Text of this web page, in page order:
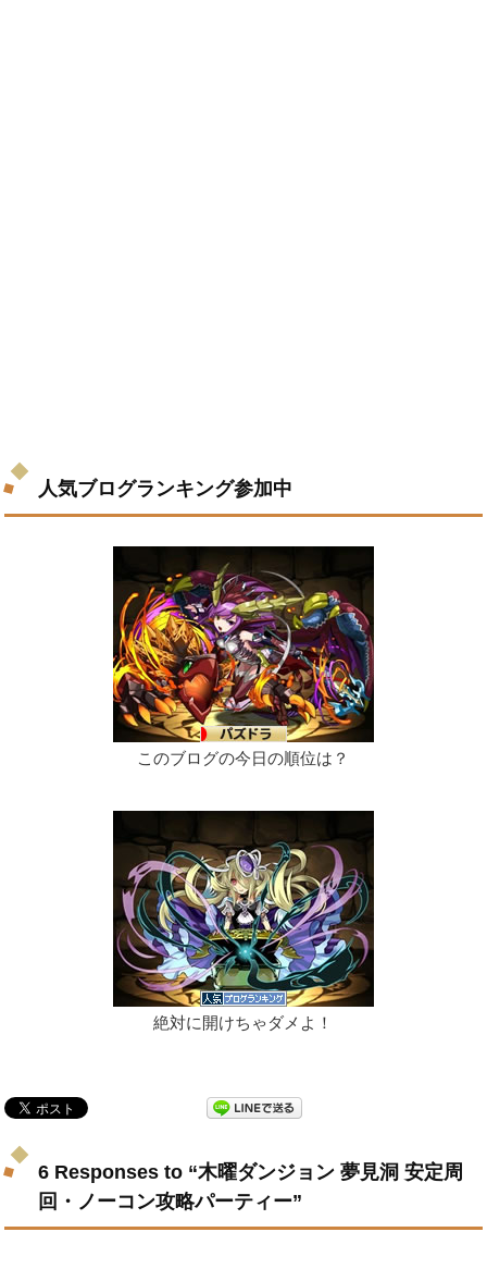
人気ブログランキング参加中
このブログの今日の順位は？
絶対に開けちゃダメよ！
6 Responses to “木曜ダンジョン 夢見洞 安定周
回・ノーコン攻略パーティー”